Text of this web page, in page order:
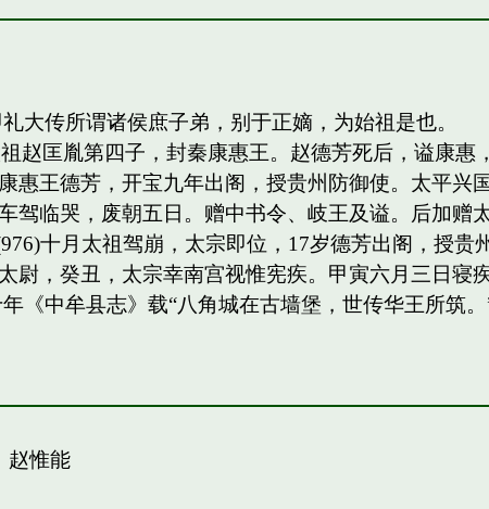
大传所谓诸侯庶子弟，别于正嫡，为始祖是也。
赵匡胤第四子，封秦康惠王。赵德芳死后，谥康
惠王德芳，开宝九年出阁，授贵州防御使。太平
驾临哭，废朝五日。赠中书令、岐王及谥。后加赠
十月太祖驾崩，太宗即位，17岁德芳出阁，授
尉，癸丑，太宗幸南宫视惟宪疾。甲寅六月三日
《中牟县志》载“八角城在古墙堡，世传华王所筑
赵惟能